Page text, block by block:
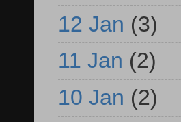
12 Jan (3)
11 Jan (2)
10 Jan (2)